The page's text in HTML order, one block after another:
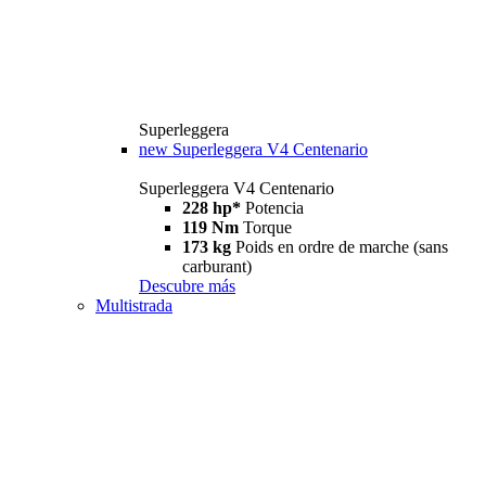
Superleggera
new Superleggera V4 Centenario
Superleggera V4 Centenario
228 hp* Potencia
119 Nm Torque
173 kg Poids en ordre de marche (sans
carburant)
Descubre más
Multistrada